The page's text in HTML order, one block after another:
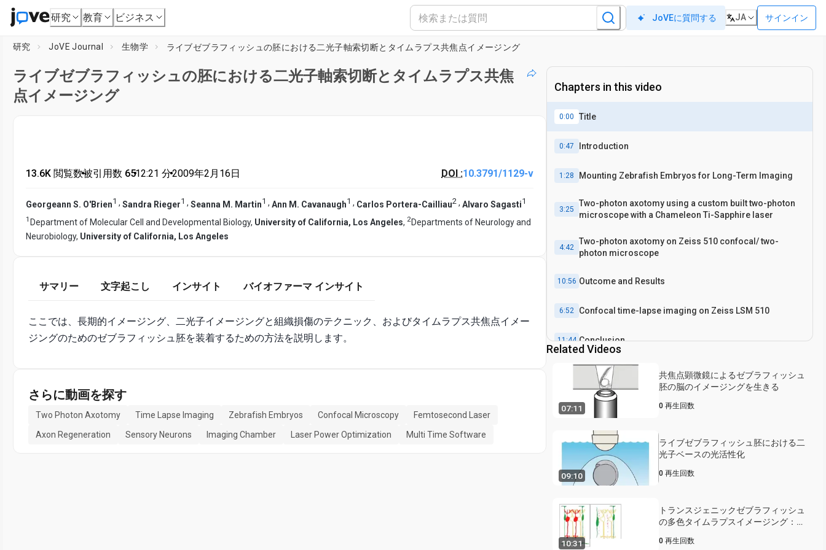
研究 教育 ビジネス JoVEに質問する JA サインイン
研究 JoVE Journal 生物学 ライブゼブラフィッシュの胚における二光子軸索切断とタイムラプス共焦点イメージング
ライブゼブラフィッシュの胚における二光子軸索切断とタイムラプス共焦
点イメージング
13.6K 閲覧数•被引用数 65•12:21 分•2009年2月16日 DOI :10.3791/1129-v
Georgeann S. O'Brien1 , Sandra Rieger1 , Seanna M. Martin1 , Ann M. Cavanaugh1 , Carlos Portera-Cailliau2 , Alvaro Sagasti1
1 Department of Molecular Cell and Developmental Biology, University of California, Los Angeles, 2Departments of Neurology and
Neurobiology, University of California, Los Angeles
サマリー 文字起こし インサイト バイオファーマ インサイト
ここでは、長期的イメージング、二光子イメージングと組織損傷のテクニック、およびタイムラプス共焦点イメー
ジングのためのゼブラフィッシュ胚を装着するための方法を説明します。
さらに動画を探す
Two Photon Axotomy Time Lapse Imaging Zebrafish Embryos Confocal Microscopy
Femtosecond Laser
Axon Regeneration
Sensory Neurons Imaging Chamber Laser Power Optimization Multi Time Software
Chapters in this video
0:00 Title
0:47 Introduction
1:28 Mounting Zebrafish Embryos for Long-Term Imaging
3:25
Two-photon axotomy using a custom built two-photon
microscope with a Chameleon Ti-Sapphire laser
4:42
Two-photon axotomy on Zeiss 510 confocal/ two-
photon microscope
10:56 Outcome and Results
6:52 Confocal time-lapse imaging on Zeiss LSM 510
11:44 Conclusion
Related Videos
07:11
共焦点顕微鏡によるゼブラフィッシュ
胚の脳のイメージングを生きる
0 再生回数
09:10
ライブゼブラフィッシュ胚における二
光子ベースの光活性化
0 再生回数
10:31
トランスジェニックゼブラフィッシュ
の多色タイムラプスイメージング：標
活性化を可視化網膜幹細胞
0 再生回数